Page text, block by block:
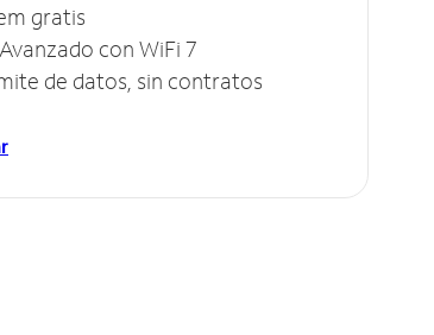
gratis
con WiFi 7
de datos, sin contratos